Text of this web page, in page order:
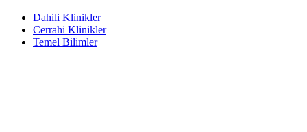
Dahili Klinikler
Cerrahi Klinikler
Temel Bilimler